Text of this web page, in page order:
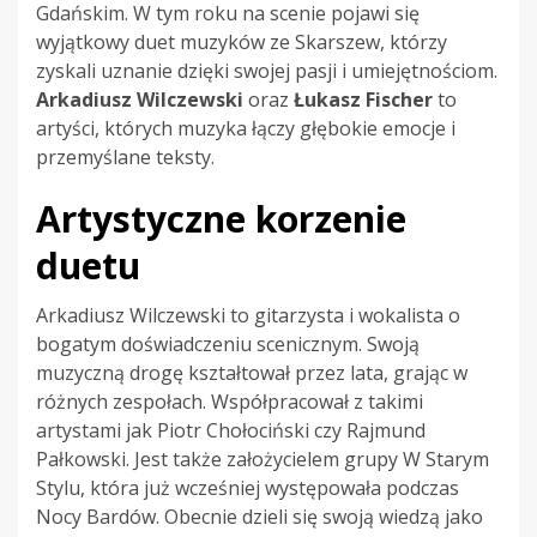
Gdańskim. W tym roku na scenie pojawi się
wyjątkowy duet muzyków ze Skarszew, którzy
zyskali uznanie dzięki swojej pasji i umiejętnościom.
Arkadiusz Wilczewski oraz Łukasz Fischerto
artyści, których muzyka łączy głębokie emocje i
przemyślane teksty.
Artystyczne korzenie
duetu
Arkadiusz Wilczewski to gitarzysta i wokalista o
bogatym doświadczeniu scenicznym. Swoją
muzyczną drogę kształtował przez lata, grając w
różnych zespołach. Współpracował z takimi
artystami jak Piotr Chołociński czy Rajmund
Pałkowski. Jest także założycielem grupy W Starym
Stylu, która już wcześniej występowała podczas
Nocy Bardów. Obecnie dzieli się swoją wiedzą jako